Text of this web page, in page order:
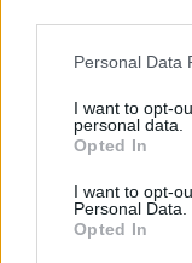
Personal Data
I want to opt-
personal data.
Opted In
I want to opt-
Personal Data.
Opted In